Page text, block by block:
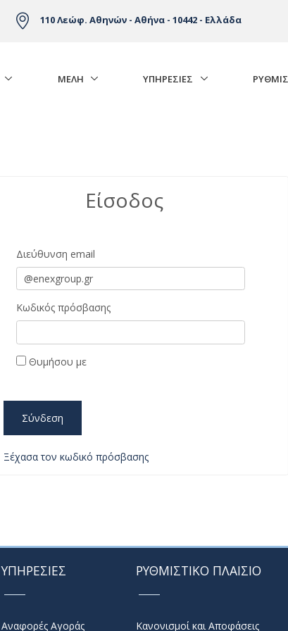
110 Λεώφ. Αθηνών - Αθήνα - 10442 - Ελλάδα
ΜΕΛΗ ΥΠΗΡΕΣΙΕΣ
Είσοδος
Είσοδος
Διεύθυνση email
Κωδικός πρόσβασης
Θυμήσου με
Σύνδεση
Ξέχασα τον κωδικό πρόσβασης
ΥΠΗΡΕΣΙΕΣ
Αναφορές Αγοράς
ΡΥΘΜΙΣΤΙΚΟ ΠΛΑΙΣΙΟ
Κανονισμοί και Αποφάσεις